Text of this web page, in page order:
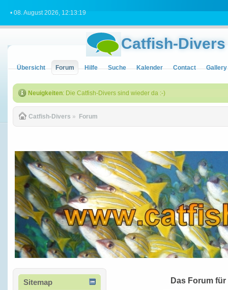
• 08. August 2026, 12:13:19
Catfish-Divers
Übersicht Forum Hilfe Suche Kalender Contact Gallery
Neuigkeiten: Die Catfish-Divers sind wieder da :-)
Catfish-Divers » Forum
Sitemap Das Forum